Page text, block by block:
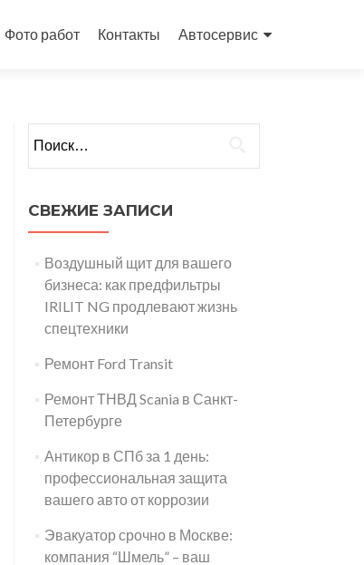
к
Фото работ Контакты Автосервис
СВЕЖИЕ ЗАПИСИ
Воздушный щит для вашего
бизнеса: как предфильтры
IRILIT NG продлевают жизнь
спецтехники
Ремонт Ford Transit
Ремонт ТНВД Scania в Санкт-
Петербурге
Антикор в СПб за 1 день:
профессиональная защита
вашего авто от коррозии
Эвакуатор срочно в Москве:
компания “Шмель” – ваш